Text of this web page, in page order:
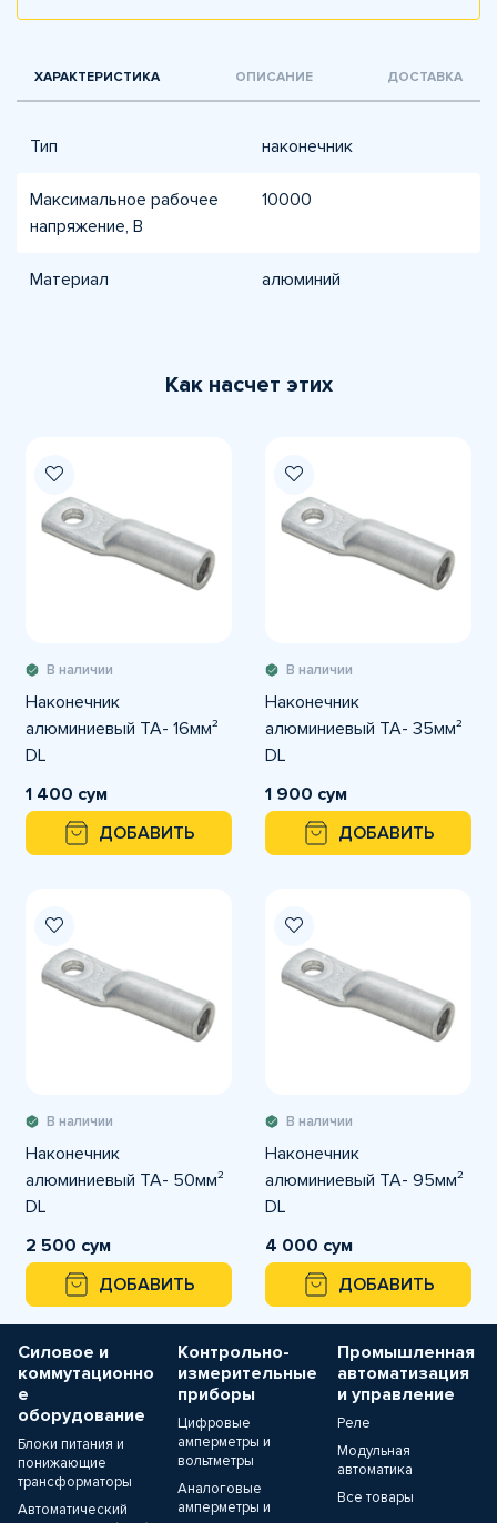
ХАРАКТЕРИСТИКА ОПИСАНИЕ ДОСТАВКА
Тип наконечник
Максимальное рабочее
напряжение, В
10000
Материал алюминий
Как насчет этих
В наличии
Наконечник
алюминиевый TA- 16мм²
DL
1 400 сум
ДОБАВИТЬ
В наличии
Наконечник
алюминиевый TA- 35мм²
DL
1 900 сум
ДОБАВИТЬ
В наличии
Наконечник
алюминиевый TA- 50мм²
DL
2 500 сум
ДОБАВИТЬ
В наличии
Наконечник
алюминиевый TA- 95мм²
DL
4 000 сум
ДОБАВИТЬ
Силовое и
коммутационно
е
оборудование
Блоки питания и
понижающие
трансформаторы
Автоматический
Контрольно-
измерительные
приборы
Цифровые
амперметры и
вольтметры
Аналоговые
амперметры и
Промышленная
автоматизация
и управление
Реле
Модульная
автоматика
Все товары